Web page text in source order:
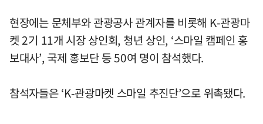
현장에는 문체부와 관광공사 관계자를 비롯해 K-관광마
켓 2기 11개 시장 상인회, 청년 상인, ‘스마일 캠페인 홍
보대사’, 국제 홍보단 등 50여 명이 참석했다.
참석자들은 ‘K-관광마켓 스마일 추진단’으로 위촉됐다.